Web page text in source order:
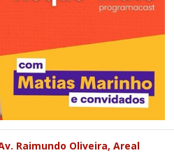
Raimundo Oliveira, Areal